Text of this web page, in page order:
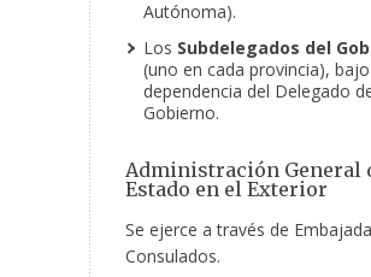
Autónoma).
Los Subdelegados del
(uno en cada provincia),
dependencia del Delegado
Gobierno.
Administración General
Estado en el Exterior
Se ejerce a través de
Consulados.